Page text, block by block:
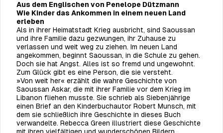
Aus dem Englischen von Penelope Dützmann
Wie Kinder das Ankommen in einem neuen Land
erleben
Als in ihrer Heimatstadt Krieg ausbricht, sind Saoussan
und ihre Familie dazu gezwungen, ihr Zuhause zu
verlassen und weit weg zu ziehen. Im neuen Land
angekommen, beginnt Saoussan, in die Schule zu gehen.
Doch sie hat Angst. Alles ist so fremd und ungewohnt.
Zum Glück gibt es eine Person, die sie versteht.
»Von weit her« erzählt die wahre Geschichte von
Saoussan Askar, die mit ihrer Familie vor dem Krieg im
Libanon fliehen musste. Sie schrieb als Siebenjährige
einen Brief an den Kinderbuchautor Robert Munsch, mit
dem sie schließlich ihre Geschichte in dieses Buch
verwandelte. Rebecca Green illustriert diese Geschichte